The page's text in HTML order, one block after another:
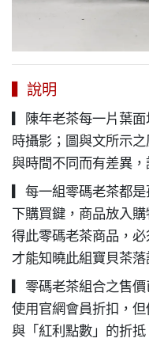
▍說明
▎陳年老茶每一片葉
時攝影；圖與文所示
與時間不同而有差異，
▎每一組零碼老茶都
下購買鍵，商品放入
得此零碼老茶商品，
才能知曉此組寶貝茶落
▎零碼老茶組合之售
使用官網會員折扣，但
與「紅利點數」的折抵